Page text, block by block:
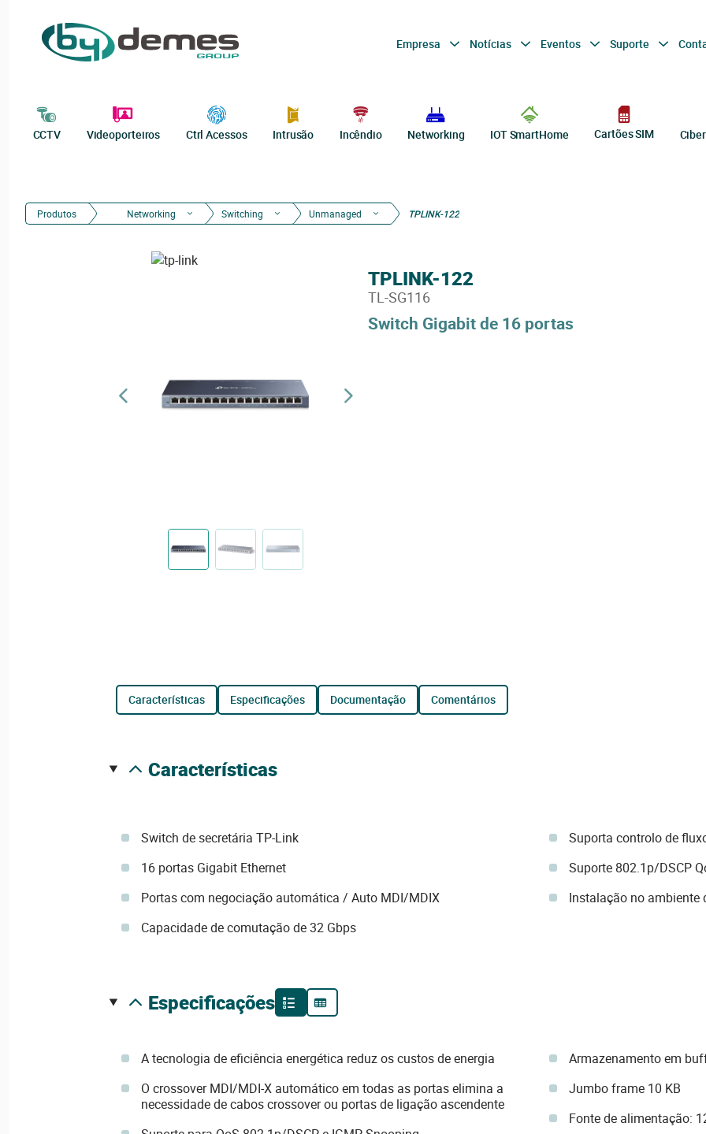
Empresa Notícias Eventos Suporte
CCTV Videoporteiros Ctrl Acessos Intrusão Incêndio Networking IOT SmartHome Cartões SIM
Produtos Networking Switching Unmanaged TPLINK-122
Switch Gigabit de 16 portas
TPLINK-122
TL-SG116
características especificações documentação comentários
características
Switch de secretária TP-Link
16 portas Gigabit Ethernet
Portas com negociação automática / Auto MDI/MDIX
Capacidade de comutação de 32 Gbps
Suporta controlo de
Suporte 802.1p/DSCP
Instalação no ambiente
especificações
A tecnologia de eficiência energética reduz os custos de energia
O crossover MDI/MDI-X automático em todas as portas elimina a
necessidade de cabos crossover ou portas de ligação ascendente
Armazenamento em
Jumbo frame 10 KB
Fonte de alimentação: